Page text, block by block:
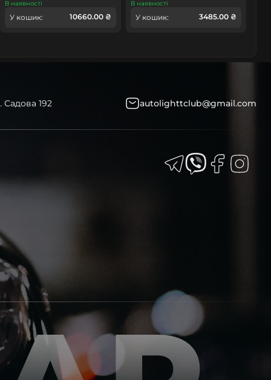
В наявності
У кошик: 10660.00 ₴
рест довгий лівий
В наявності
У кошик: 3485.00 ₴
Садова 192 autolighttclub@gmail.com